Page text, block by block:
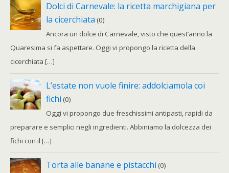
Dolci di Carnevale: la ricetta marchigiana per
la cicerchiata (0)
Ancora un dolce di Carnevale, visto che quest’anno la
Quaresima si fa aspettare. Oggi vi propongo la ricetta della
cicerchiata […]
L’estate non vuole finire: addolciamola coi
fichi (0)
Oggi vi propongo due freschissimi antipasti, rapidi da
preparare e semplici negli ingredienti. Abbiniamo la dolcezza dei
fichi con il […]
Torta alle banane e pistacchi (0)